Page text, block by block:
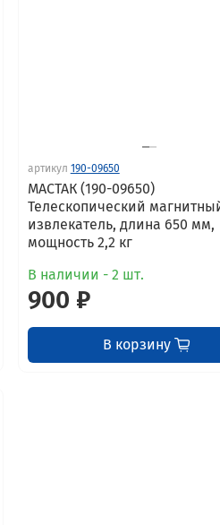
артикул 190-09650
МАСТАК (190-09650)
Телескопический
извлекатель, длина 650 мм,
мощность 2,2 кг
В наличии - 2 шт.
900 ₽
В корзину